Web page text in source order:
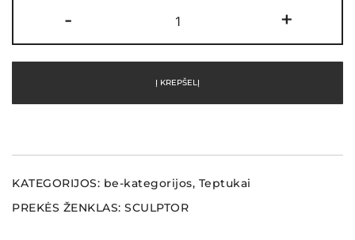
-
kiekis:
Plokščias
šepetėlis
+
Į KREPŠELĮ
KATEGORIJOS: be-kategorijos, Teptukai
PREKĖS ŽENKLAS: SCULPTOR